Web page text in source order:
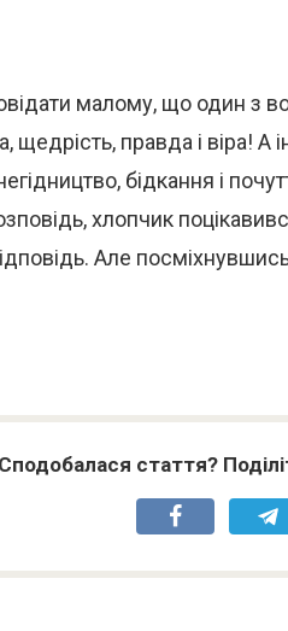
малому, що один з
щедрість, правда і віра! А
бідкання і
хлопчик
Але
Сподобалася стаття?